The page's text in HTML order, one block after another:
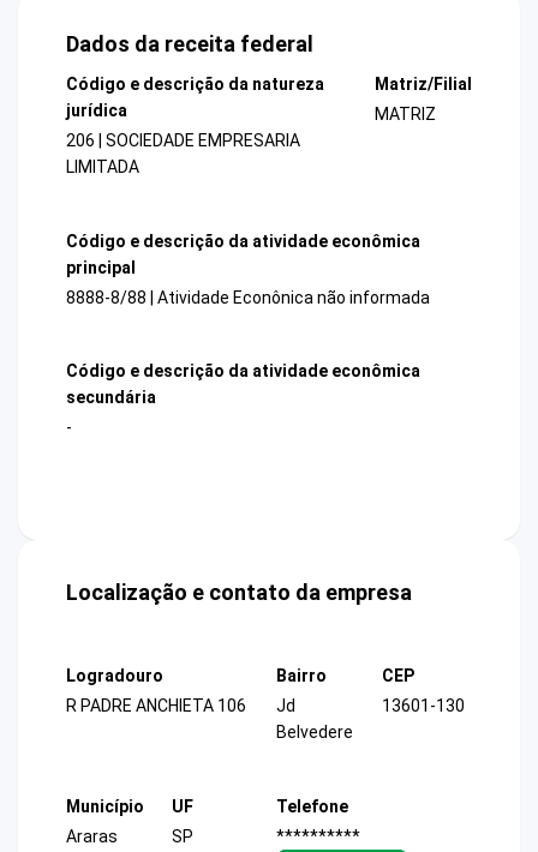
Dados da receita federal
Código e descrição da natureza
jurídica
206 | SOCIEDADE EMPRESARIA
LIMITADA
Matriz/Filial
MATRIZ
Código e descrição da atividade econômica
principal
8888-8/88 | Atividade Econônica não informada
Código e descrição da atividade econômica
secundária
-
Localização e contato da empresa
Logradouro
R PADRE ANCHIETA 106
Bairro
Jd
Belvedere
CEP
13601-130
Município
Araras
UF
SP
Telefone
**********